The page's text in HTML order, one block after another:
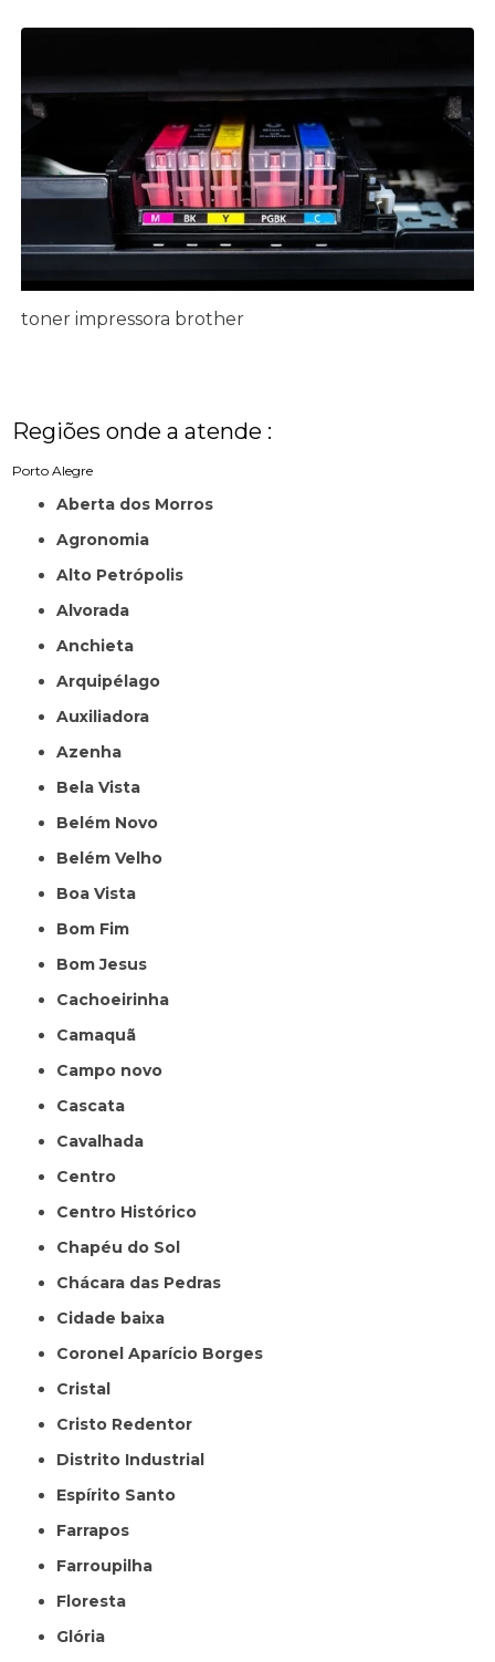
toner impressora brother
Regiões onde a atende :
Porto Alegre
Aberta dos Morros
Agronomia
Alto Petrópolis
Alvorada
Anchieta
Arquipélago
Auxiliadora
Azenha
Bela Vista
Belém Novo
Belém Velho
Boa Vista
Bom Fim
Bom Jesus
Cachoeirinha
Camaquã
Campo novo
Cascata
Cavalhada
Centro
Centro Histórico
Chapéu do Sol
Chácara das Pedras
Cidade baixa
Coronel Aparício Borges
Cristal
Cristo Redentor
Distrito Industrial
Espírito Santo
Farrapos
Farroupilha
Floresta
Glória